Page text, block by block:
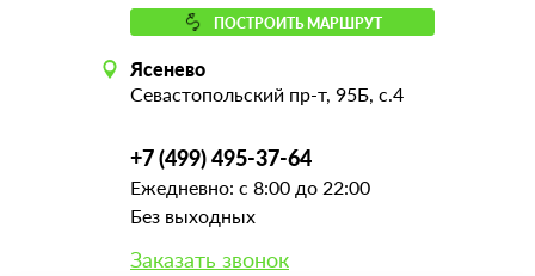
ПОСТРОИТЬ МАРШРУТ
Ясенево
Севастопольский пр-т, 95Б, с.4
+7 (499) 495-37-64
Ежедневно: с 8:00 до 22:00
Без выходных
Заказать звонок